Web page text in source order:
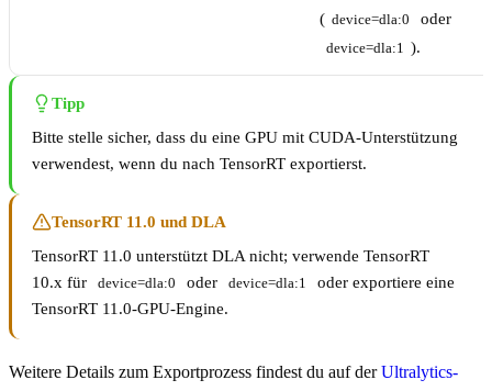
( device=dla:0 oder
device=dla:1 ).
Tipp
Bitte stelle sicher, dass du eine GPU mit CUDA-Unterstützung
verwendest, wenn du nach TensorRT exportierst.
TensorRT 11.0 und DLA
TensorRT 11.0 unterstützt DLA nicht; verwende TensorRT
10.x für
device=dla:0 oder device=dla:1
oder exportiere eine
TensorRT 11.0-GPU-Engine.
Weitere Details zum Exportprozess findest du auf derUltralytics-